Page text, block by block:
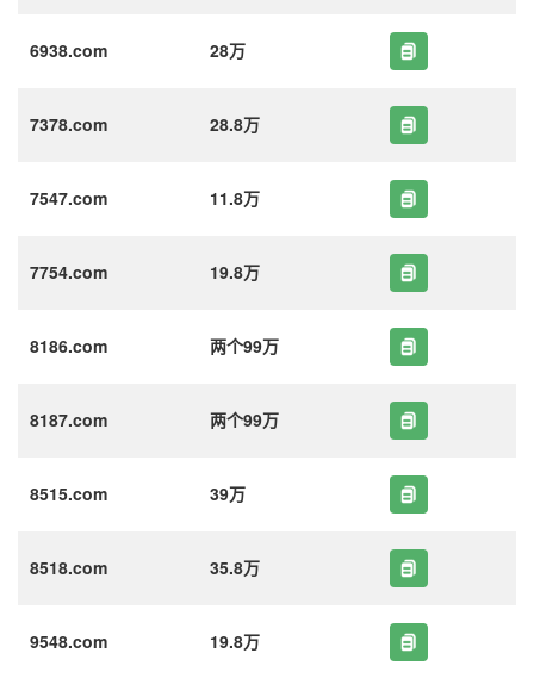
6938.com 28万
7378.com 28.8万
7547.com 11.8万
7754.com 19.8万
8186.com 两个99万
8187.com 两个99万
8515.com 39万
8518.com 35.8万
9548.com 19.8万